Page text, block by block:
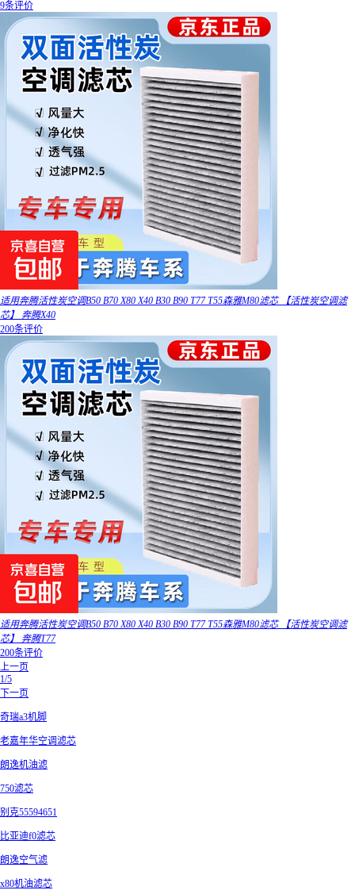
9条评价
适用奔腾活性炭空调B50 B70 X80 X40 B30 B90 T77 T55森雅M80滤芯 【活性炭空调滤
芯】 奔腾X40
200条评价
适用奔腾活性炭空调B50 B70 X80 X40 B30 B90 T77 T55森雅M80滤芯 【活性炭空调滤
芯】 奔腾T77
200条评价
上一页
1/5
下一页
奇瑞a3机脚
老嘉年华空调滤芯
朗逸机油滤
750滤芯
别克55594651
比亚迪f0滤芯
朗逸空气滤
x80机油滤芯